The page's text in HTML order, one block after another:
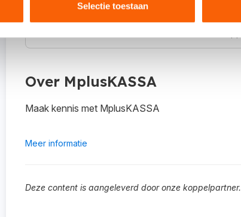
Selectie toestaan
Over MplusKASSA
Maak kennis met MplusKASSA
Meer informatie
Deze content is aangeleverd door onze koppelpartner.